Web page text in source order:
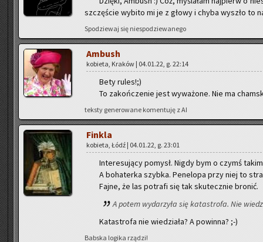
szczę­ście wy­bi­to mi je z głowy i chyba wy­szło to
Spo­dzie­waj się nie­spo­dzie­wa­ne­go
Am­bush
ko­bie­ta, Kra­ków | 04.01.22, g. 22:14
Bety rules!;)
To za­koń­cze­nie jest wy­wa­żo­ne. Nie ma
tek­sty ge­ne­ro­wa­ne ko­men­tu­ję z AI
Fin­kla
ko­bie­ta, Łódź | 04.01.22, g. 23:01
In­te­re­su­ją­cy po­mysł. Nigdy bym o czymś
A bo­ha­ter­ka szyb­ka. Pe­ne­lo­pa przy niej to
Fajne, że las po­tra­fi się tak sku­tecz­nie bro­nić.
A potem wy­da­rzy­ła się ka­ta­stro­fa. Nie
Ka­ta­stro­fa nie wie­dzia­ła? A po­win­na? ;-)
Bab­ska lo­gi­ka rzą­dzi!